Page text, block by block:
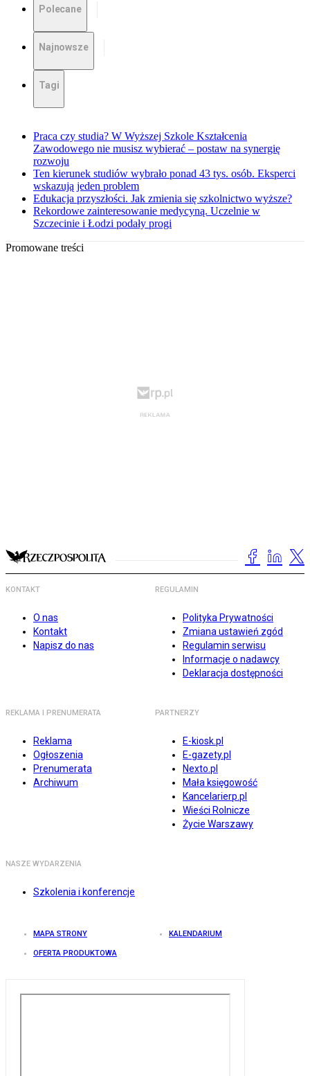
Polecane
Najnowsze
Tagi
Praca czy studia? W Wyższej Szkole Kształcenia
Zawodowego nie musisz wybierać – postaw na synergię
rozwoju
Ten kierunek studiów wybrało ponad 43 tys. osób. Eksperci
wskazują jeden problem
Edukacja przyszłości. Jak zmienia się szkolnictwo wyższe?
Rekordowe zainteresowanie medycyną. Uczelnie w
Szczecinie i Łodzi podały progi
Promowane treści
KONTAKT
O nas
Kontakt
Napisz do nas
REGULAMIN
Polityka Prywatności
Zmiana ustawień zgód
Regulamin serwisu
Informacje o nadawcy
Deklaracja dostępności
REKLAMA I PRENUMERATA
Reklama
Ogłoszenia
Prenumerata
Archiwum
PARTNERZY
E-kiosk.pl
E-gazety.pl
Nexto.pl
Mała księgowość
Kancelarierp.pl
Wieści Rolnicze
Życie Warszawy
NASZE WYDARZENIA
Szkolenia i konferencje
MAPA STRONY KALENDARIUM
OFERTA PRODUKTOWA